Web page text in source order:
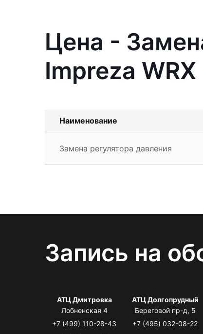
Цена -
Impreza WRX
Наименование
Замена регулятора давления
Запись на
АТЦ Дмитровка
Лобненская 4
+7 (499) 110-28-43
АТЦ Долгопрудный
Береговой пр-д, 5
+7 (495) 032-08-22